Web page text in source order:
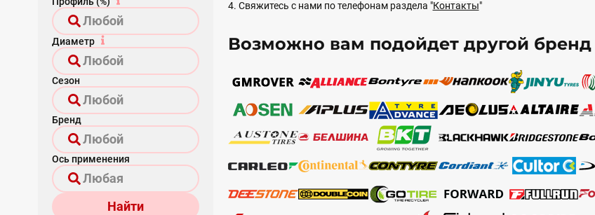
Диаметр
Сезон
Бренд
Ось применения
Найти
4. Свяжитесь с нами по телефонам раздела "Контакты"
Возможно вам подойдет другой бренд